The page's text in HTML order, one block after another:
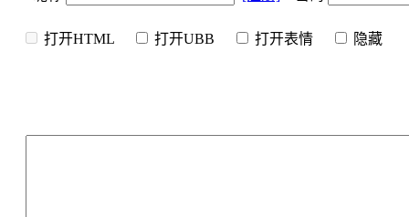
打开HTML 打开UBB 打开表情 隐